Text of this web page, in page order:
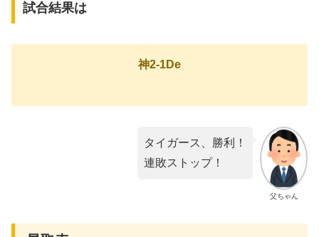
試合結果は
神2-1De
父ちゃん
タイガース、勝利！
連敗ストップ！